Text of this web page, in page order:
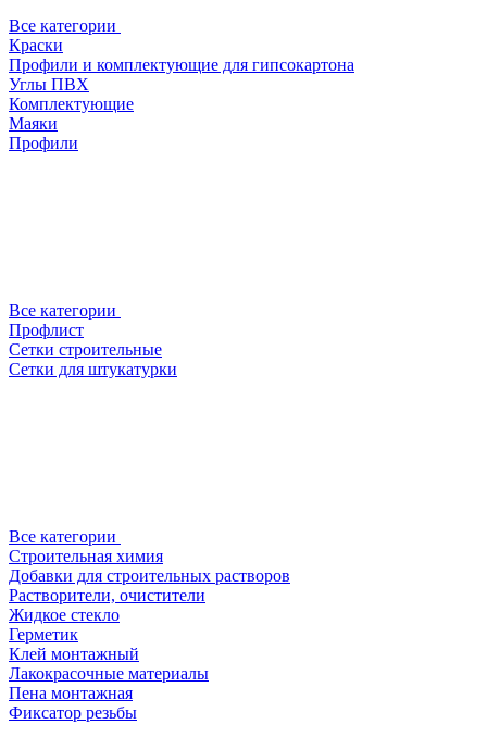
Все категории
Краски
Профили и комплектующие для гипсокартона
Углы ПВХ
Комплектующие
Маяки
Профили
Все категории
Профлист
Сетки строительные
Сетки для штукатурки
Все категории
Строительная химия
Добавки для строительных растворов
Растворители, очистители
Жидкое стекло
Герметик
Клей монтажный
Лакокрасочные материалы
Пена монтажная
Фиксатор резьбы